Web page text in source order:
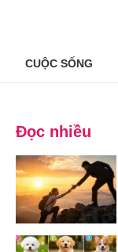
CUỘC SỐNG
Đọc nhiều